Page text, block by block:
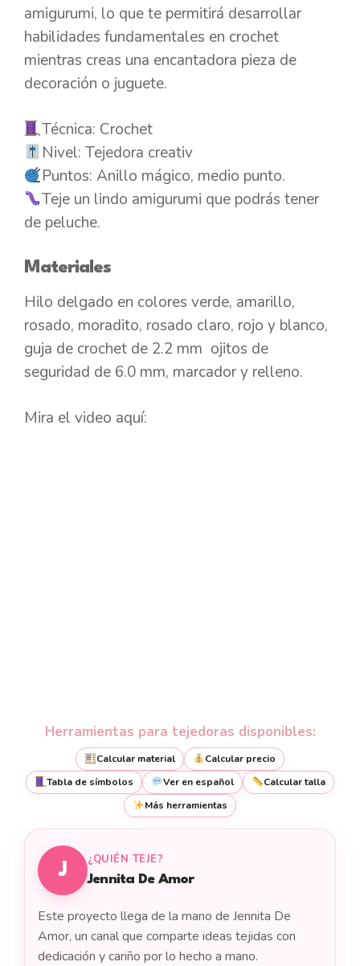
amigurumi, lo que te permitirá desarrollar
habilidades fundamentales en crochet
mientras creas una encantadora pieza de
decoración o juguete.
Técnica: Crochet
Nivel: Tejedora creativ
Puntos: Anillo mágico, medio punto.
Teje un lindo amigurumi que podrás tener
de peluche.
Materiales
Hilo delgado en colores verde, amarillo,
rosado, moradito, rosado claro, rojo y blanco,
guja de crochet de 2.2 mm ojitos de
seguridad de 6.0 mm, marcador y relleno.
Mira el video aquí:
Herramientas para tejedoras disponibles:
Calcular material
Calcular precio
Tabla de símbolos
Ver en español
Calcular talla
Más herramientas
J
¿QUIÉN TEJE?
Jennita De Amor
Este proyecto llega de la mano de Jennita De
Amor, un canal que comparte ideas tejidas con
dedicación y cariño por lo hecho a mano.